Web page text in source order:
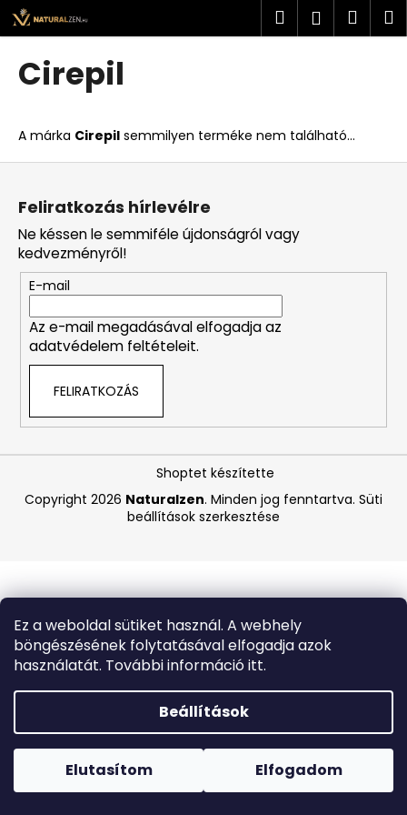
Ez a weboldal sütiket használ. A webhely
böngészésének folytatásával elfogadja azok
használatát. További információ itt.
Beállítások
Elutasítom Elfogadom
Ugrás
fő
tartalomhoz
Forró napokon nem javasoljuk a csomagautomatákba
történő kézbesítést. A magas hőmérsékletre érzékeny
termékek átvételkor nem biztos, hogy optimális állapotban
Keresés
Cirepil
A márka Cirepil semmilyen terméke nem található...
K
o
i
t
k
e
r
e
s
?
A
á
u
k
BIODERMA
PHOTODERM
AQUAFLUID
50+
–
LÁTHATATLAN
ARCVÉDŐ
KRÉM,
L
Feliratkozás hírlevélre
Ne késsen le semmiféle újdonságról vagy
kedvezményről!
E-mail
Az e-mail megadásával elfogadja az
adatvédelem feltételeit.
FELIRATKOZÁS
Shoptet készítette
Copyright 2026 Naturalzen. Minden jog fenntartva. Süti
beállítások szerkesztése